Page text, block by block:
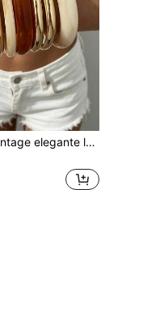
8er/4er Set Vintage elegante lässige schlichte Metall-Eisenblech-Armbänder und Acryl-Armreifen, geeignet für den täglichen Gebrauch, Partys, Urlaub und verschiedene Anlässe für Frauen, Geschenk